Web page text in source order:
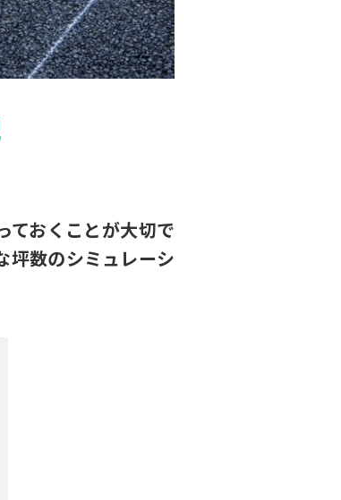
ておくことが大切で
坪数のシミュレーシ